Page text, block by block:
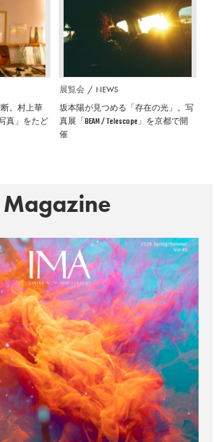
。村上華
真」をたど
展覧会 NEWS
坂本陽が見つめる「存在の光」。写
真展「BEAM / Telescope」を京都で開
催
Magazine